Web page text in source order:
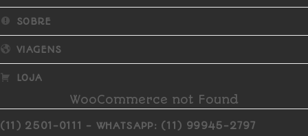
SOBRE
VIAGENS
LOJA
WooCommerce not Found
(11) 2501-0111 - WHATSAPP: (11) 99945-2797